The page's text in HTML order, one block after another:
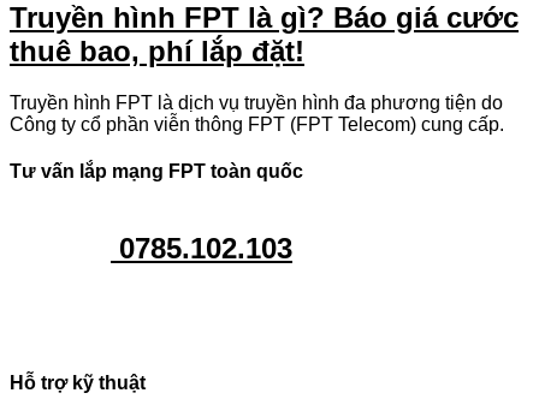
Truyền hình FPT là gì? Báo giá cước
thuê bao, phí lắp đặt!
Truyền hình FPT là dịch vụ truyền hình đa phương tiện do
Công ty cổ phần viễn thông FPT (FPT Telecom) cung cấp.
Tư vấn lắp mạng FPT toàn quốc
0785.102.103
Hỗ trợ kỹ thuật